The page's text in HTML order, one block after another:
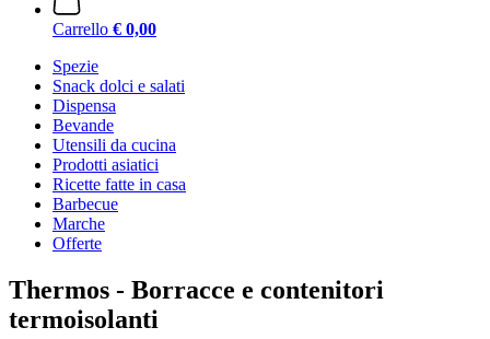
Carrello € 0,00
Spezie
Snack dolci e salati
Dispensa
Bevande
Utensili da cucina
Prodotti asiatici
Ricette fatte in casa
Barbecue
Marche
Offerte
Thermos - Borracce e contenitori
termoisolanti